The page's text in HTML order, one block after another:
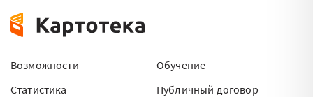
Возможности
Статистика
Обучение
Публичный договор